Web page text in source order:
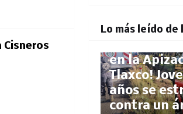
Lo más leído de
POLICÍACA
en la
Tlaxco!
años se
contra un